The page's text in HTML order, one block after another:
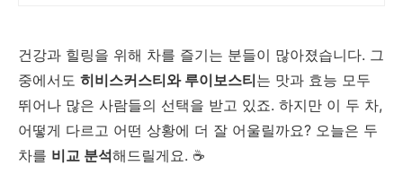
건강과 힐링을 위해 차를 즐기는 분들이 많아졌습니다. 그
중에서도 히비스커스티와 루이보스티는 맛과 효능 모두
뛰어나 많은 사람들의 선택을 받고 있죠. 하지만 이 두 차,
어떻게 다르고 어떤 상황에 더 잘 어울릴까요? 오늘은 두
차를 비교 분석해드릴게요. ☕